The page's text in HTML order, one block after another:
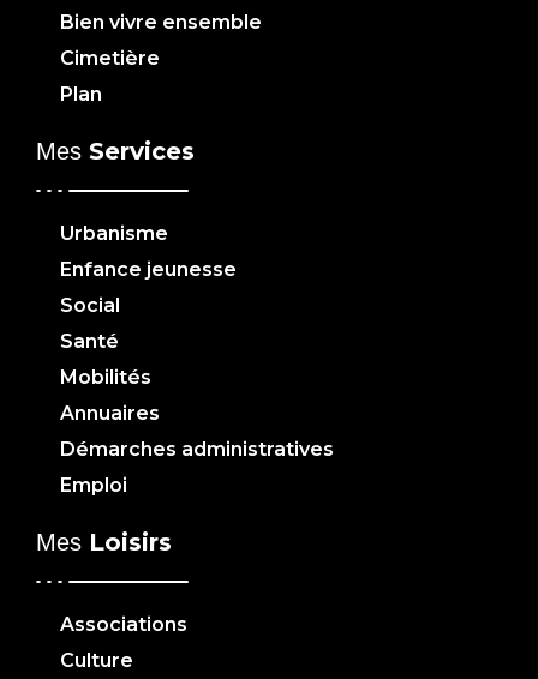
Bien vivre ensemble
Cimetière
Plan
Mes Services
Urbanisme
Enfance jeunesse
Social
Santé
Mobilités
Annuaires
Démarches administratives
Emploi
Mes Loisirs
Associations
Culture